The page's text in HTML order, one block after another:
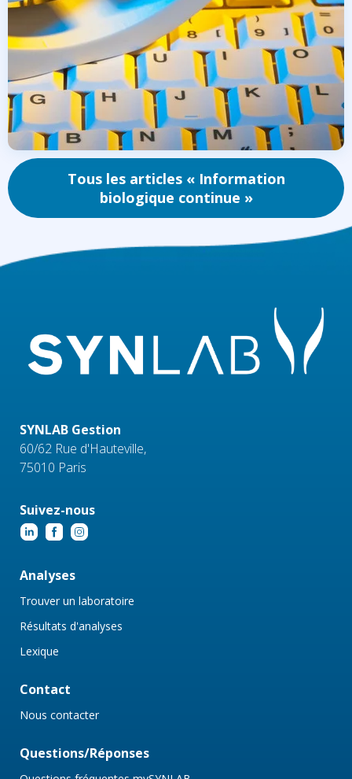
Tous les articles « Information
biologique continue »
SYNLAB Gestion
60/62 Rue d'Hauteville,
75010 Paris
Suivez-nous
Analyses
Trouver un laboratoire
Résultats d'analyses
Lexique
Contact
Nous contacter
Questions/Réponses